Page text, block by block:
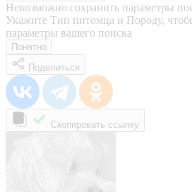
Невозможно сохранить параметры
Укажите Тип питомца и Породу,
параметры вашего поиска
Понятно
Поделиться
Скопировать ссылку